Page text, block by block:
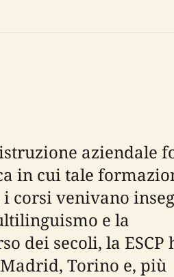
aziendale
in cui tale
corsi venivano
e la
dei secoli, la ESCP
Torino e, più